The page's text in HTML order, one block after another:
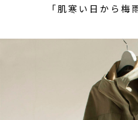
「肌寒い日から梅